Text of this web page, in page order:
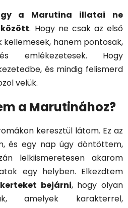
a Marutina illatai ne
. Hogy ne csak az első
hanem pontosak,
emlékezetesek. Hogy
és mindig felismerd
velük.
a Marutinához?
keresztül látom. Ez az
és egy nap úgy döntöttem,
lelkiismeretesen akarom
egy helyben. Elkezdtem
bejárni, hogy olyan
amelyek karakterrel,